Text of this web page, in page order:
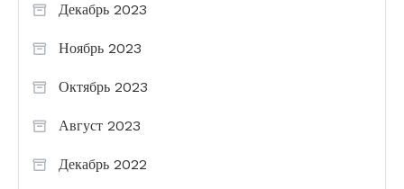
Декабрь 2023
Ноябрь 2023
Октябрь 2023
Август 2023
Декабрь 2022